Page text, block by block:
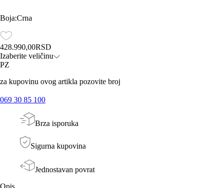
Boja:Crna
428.990,00RSD
Izaberite veličinu
PZ
za kupovinu ovog artikla pozovite broj
069 30 85 100
Brza isporuka
Sigurna kupovina
Jednostavan povrat
Opis